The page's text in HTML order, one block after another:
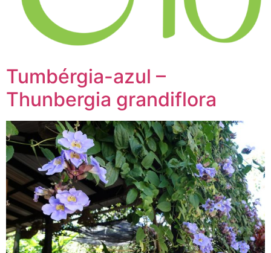
Tumbérgia-azul –
Thunbergia grandiflora